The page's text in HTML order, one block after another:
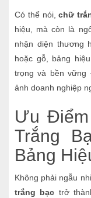
Có thể nói,chữ
hiệu, mà còn là
nhận diện thương
hoặc gỗ, bảng
trọng và bền vững
ảnh doanh nghiệp
Ưu
Trắng
Bảng
Không phải ngẫu
trắng bạc trở